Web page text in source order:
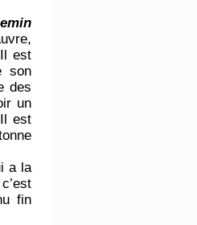
est
son
des
un
est
a la
fin